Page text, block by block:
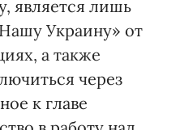
является лишь
Украину» от
а также
через
к главе